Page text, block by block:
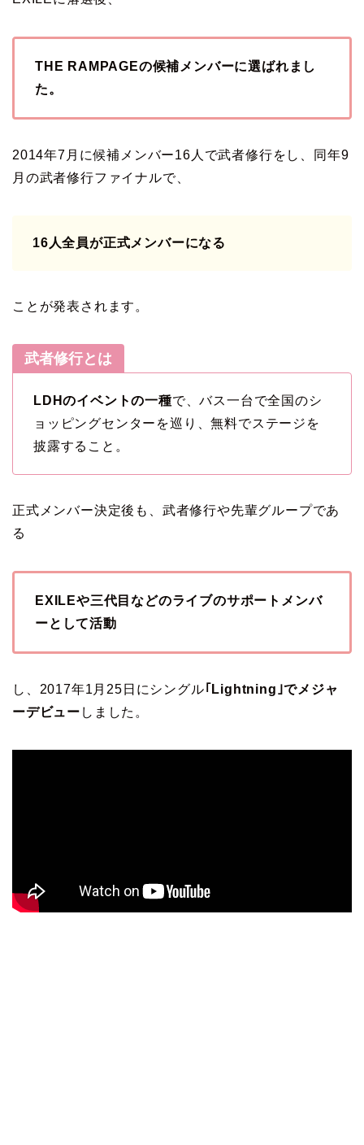
THE RAMPAGEの候補メンバーに選ばれまし
た。
2014年7月に候補メンバー16人で武者修行をし、同年9
月の武者修行ファイナルで、
16人全員が正式メンバーになる
ことが発表されます。
武者修行とは
LDHのイベントの一種で、バス一台で全国のシ
ョッピングセンターを巡り、無料でステージを
披露すること。
正式メンバー決定後も、武者修行や先輩グループであ
る
EXILEや三代目などのライブのサポートメンバ
ーとして活動
し、2017年1月25日にシングル｢Lightning｣でメジャ
ーデビュー しました。